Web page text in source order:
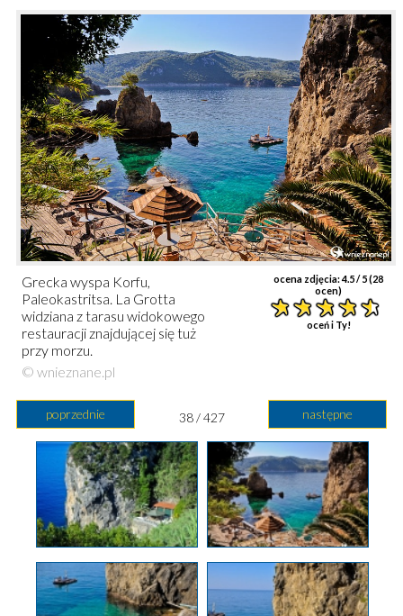
ocena zdjęcia:4.5/ 5 (28
ocen)
oceń i Ty!
Grecka wyspa Korfu,
Paleokastritsa. La Grotta
widziana z tarasu widokowego
restauracji znajdującej się tuż
przy morzu.
© wnieznane.pl
poprzednie następne
38 / 427